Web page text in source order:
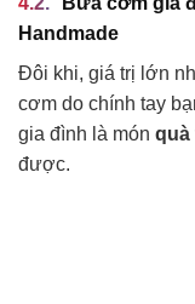
Handmade
Đôi khi, giá trị lớn
cơm do chính tay
gia đình là món quà
được.